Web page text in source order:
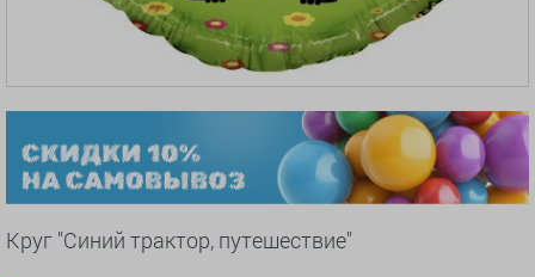
Круг "Синий трактор, путешествие"